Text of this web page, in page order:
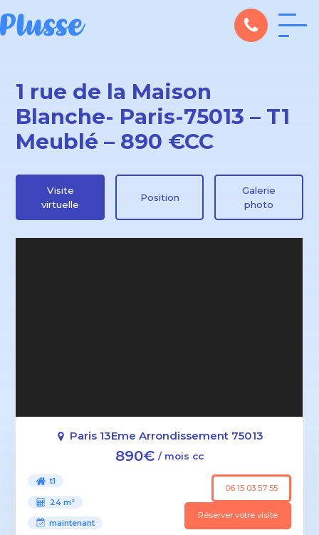
1 rue de la Maison
Blanche- Paris-75013 – T1
Meublé – 890 €CC
Visite
virtuelle
Position
Galerie
photo
Paris 13Eme Arrondissement 75013
890€ / mois cc
t1
24 m²
maintenant
06 15 03 57 55
Réserver votre visite